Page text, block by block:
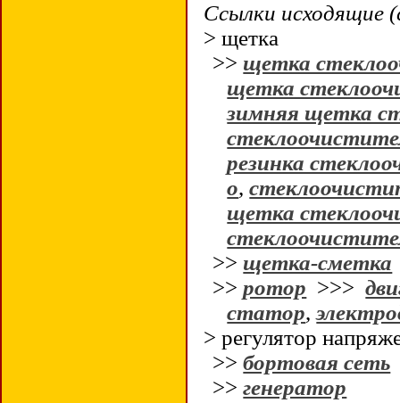
Ссылки исходящие
> щетка
>> щетка
щетка
зимняя щетка
резинка
о,
щетка
>> щетка-сметка
>>ротор >>>
статор,
> регулятор
>>бортовая сеть
>>генератор